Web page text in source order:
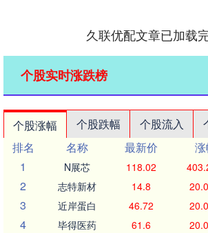
久联优配文章已加载
个股实时涨跌榜
个股涨幅 个股跌幅 个股流入
排名
名称 最新价
1
N展芯 118.02
2 志特新材 14.8
3 近岸蛋白 46.72
4 毕得医药 61.6